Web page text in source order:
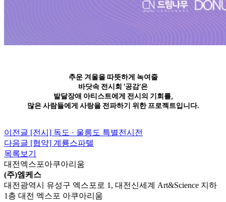
추운 겨울을 따뜻하게 녹여줄
바닷속 전시회 ’공감’은
발달장애 아티스트에게 전시의 기회를,
많은 사람들에게 사랑을 전파하기 위한 프로젝트입니다.
이전글 [전시] 독도 · 울릉도 특별전시전
다음글 [협약] 계룡스파텔
목록보기
대전엑스포아쿠아리움
(주)엠케스
대전광역시 유성구 엑스포로 1, 대전신세계 Art&Science 지하
1층 대전 엑스포 아쿠아리움